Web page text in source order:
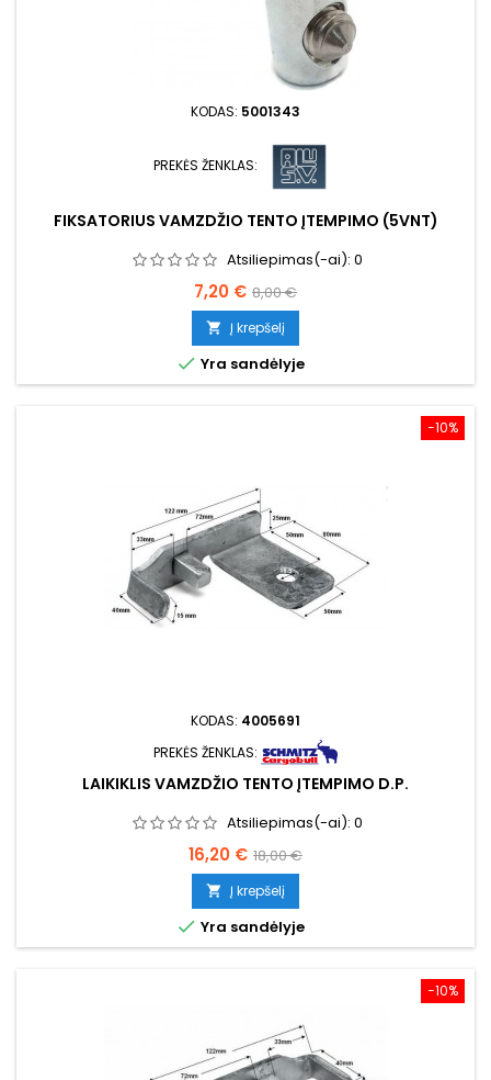
KODAS: 5001343
PREKĖS ŽENKLAS:
FIKSATORIUS VAMZDŽIO TENTO ĮTEMPIMO (5VNT)
Atsiliepimas(-ai): 0
Kaina
7,20 € Bazinė
kaina
8,00 €
 Į krepšelį
 Yra sandėlyje
−10%
KODAS: 4005691
PREKĖS ŽENKLAS:
LAIKIKLIS VAMZDŽIO TENTO ĮTEMPIMO D.P.
Atsiliepimas(-ai): 0
Kaina
16,20 € Bazinė
kaina
18,00 €
 Į krepšelį
 Yra sandėlyje
−10%